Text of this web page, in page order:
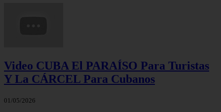
Video CUBA El PARAÍSO Para Turistas
Y La CÁRCEL Para Cubanos
01/05/2026